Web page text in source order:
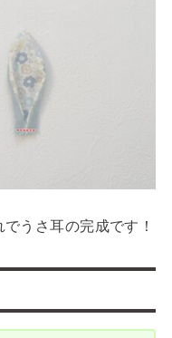
うさ耳の完成です！